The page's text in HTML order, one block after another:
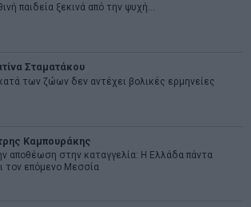
παιδεία ξεκινά από την ψυχή…
Σταματάκου
των ζώων δεν αντέχει βολικές ερμηνείες
Καμπουράκης
αποθέωση στην καταγγελία: Η Ελλάδα πάντα
τον επόμενο Μεσσία